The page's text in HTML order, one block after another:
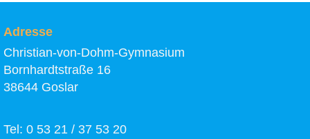
Adresse
Christian-von-Dohm-Gymnasium
Bornhardtstraße 16
38644 Goslar
Tel: 0 53 21 / 37 53 20